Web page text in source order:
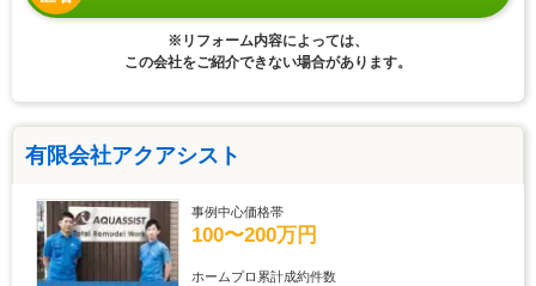
※リフォーム内容によっては、
この会社をご紹介できない場合があります。
有限会社アクアシスト
事例中心価格帯
100〜200万円
ホームプロ累計成約件数